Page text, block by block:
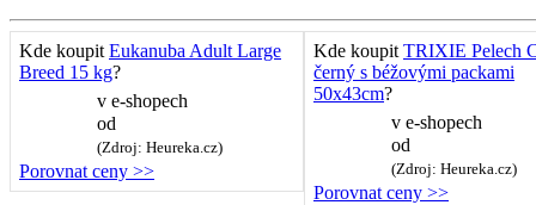
Kde koupit Eukanuba Adult Large
Breed 15 kg?
v e-shopech
od
(Zdroj: Heureka.cz)
Porovnat ceny >>
Kde koupit TRIXIE Pelech
černý s béžovými packami
50x43cm?
v e-shopech
od
(Zdroj: Heureka.cz)
Porovnat ceny >>